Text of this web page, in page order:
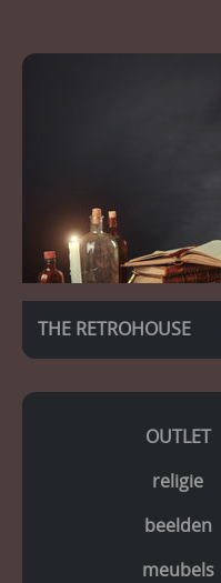
THE RETROHOUSE
OUTLET
religie
beelden
meubels